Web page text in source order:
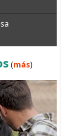
(más)